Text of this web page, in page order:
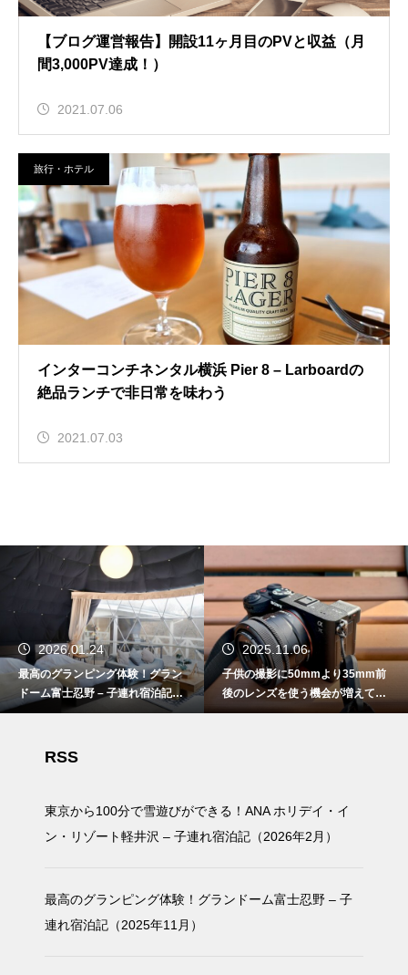
【ブログ運営報告】開設11ヶ月目のPVと収益（月
間3,000PV達成！）
2021.07.06
旅行・ホテル
インターコンチネンタル横浜 Pier 8 – Larboardの
絶品ランチで非日常を味わう
2021.07.03
2026.01.24
最高のグランピング体験！グラン
ドーム富士忍野 – 子連れ宿泊記
（2025年11月）
2025.11.06
子供の撮影に50mmより35mm前
後のレンズを使う機会が増えてき
た
RSS
東京から100分で雪遊びができる！ANA ホリデイ・イ
ン・リゾート軽井沢 – 子連れ宿泊記（2026年2月）
最高のグランピング体験！グランドーム富士忍野 – 子
連れ宿泊記（2025年11月）